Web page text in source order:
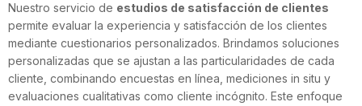
Nuestro servicio de estudios de satisfacción de clientes
permite evaluar la experiencia y satisfacción de los clientes
mediante cuestionarios personalizados. Brindamos soluciones
personalizadas que se ajustan a las particularidades de cada
cliente, combinando encuestas en línea, mediciones in situ y
evaluaciones cualitativas como cliente incógnito. Este enfoque